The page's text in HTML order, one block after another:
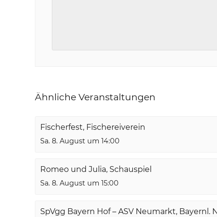
Ähnliche Veranstaltungen
Fischerfest, Fischereiverein
Sa. 8. August um 14:00
Romeo und Julia, Schauspiel
Sa. 8. August um 15:00
SpVgg Bayern Hof – ASV Neumarkt, Bayernl.